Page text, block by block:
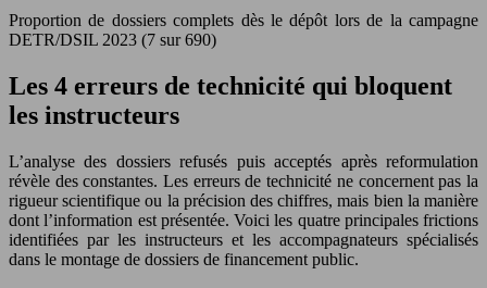
Proportion de dossiers complets dès le dépôt lors de la campagne
DETR/DSIL 2023 (7 sur 690)
Les 4 erreurs de technicité qui bloquent
les instructeurs
L’analyse des dossiers refusés puis acceptés après reformulation
révèle des constantes. Les erreurs de technicité ne concernent pas la
rigueur scientifique ou la précision des chiffres, mais bien la manière
dont l’information est présentée. Voici les quatre principales frictions
identifiées par les instructeurs et les accompagnateurs spécialisés
dans le montage de dossiers de financement public.